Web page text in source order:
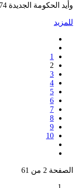
وأيد الحكومة الجديدة 74 عضو كنيست وعارضها 46 عضواً.
للمزيد
1
2
3
4
5
6
7
8
9
10
الصفحة 2 من 61